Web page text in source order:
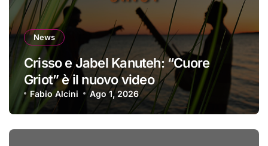
News
Crisso e Jabel Kanuteh: “Cuore
Griot” è il nuovo video
Fabio Alcini Ago 1, 2026